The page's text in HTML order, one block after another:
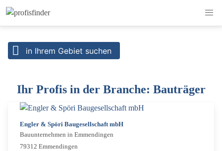
in Ihrem Gebiet suchen
Ihr Profis in der Branche: Bauträger
Engler & Spöri Baugesellschaft mbH
Bauunternehmen in Emmendingen
79312 Emmendingen